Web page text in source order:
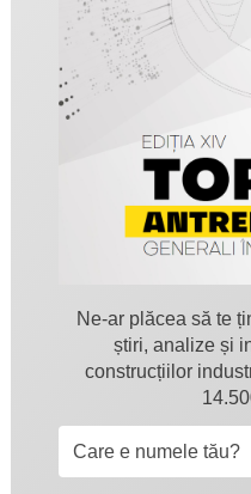
Ne-ar plăcea să te
știri, analize și
construcțiilor